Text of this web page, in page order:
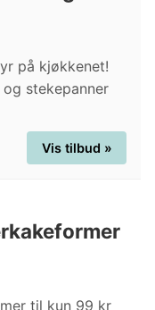
på kjøkkenet!
stekepanner
Vis tilbud »
til kun 99 kr